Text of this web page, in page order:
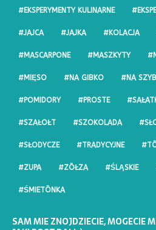
#EKSPERYMENTY KULINARNE
#JAJCA #JAJKA #KOLACJA
#MASCARPONE #MASZKYTY
#MIĘSO #NA GIBKO #NA
#POMIDORY #PROSTE
#SZAŁOŁT #SZOKOLADA
#SŁODYCZE #TRADYCYJNE
#ZUPA #ZŌŁZA #ŚLĄSKIE
#ŚMIETŌNKA
SAM MIE ZNOJDZIECIE, MOGECIE